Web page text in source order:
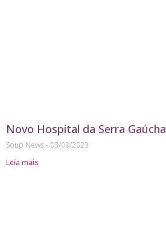
Novo Hospital da Serra Gaúcha
Soup News
03/09/2023
Leia mais